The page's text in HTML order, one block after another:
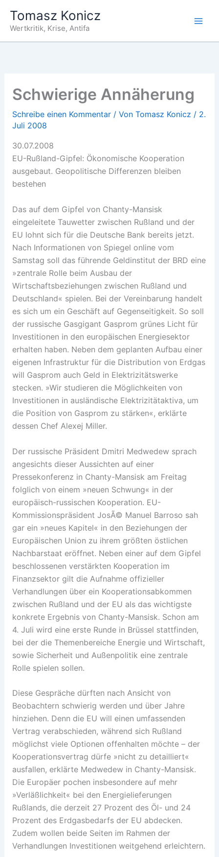
Inhalt
springen
Tomasz Konicz
Wertkritik, Krise, Antifa
Schwierige Annäherung
Schreibe einen Kommentar / Von Tomasz Konicz / 2.
Juli 2008
30.07.2008
EU-Rußland-Gipfel: Ökonomische Kooperation
ausgebaut. Geopolitische Differenzen bleiben
bestehen
Das auf dem Gipfel von Chanty-Mansisk
eingeleitete Tauwetter zwischen Rußland und der
EU lohnt sich für die Deutsche Bank bereits jetzt.
Nach Informationen von Spiegel online vom
Samstag soll das führende Geldinstitut der BRD eine
»zentrale Rolle beim Ausbau der
Wirtschaftsbeziehungen zwischen Rußland und
Deutschland« spielen. Bei der Vereinbarung handelt
es sich um ein Geschäft auf Gegenseitigkeit. So soll
der russische Gasgigant Gasprom grünes Licht für
Investitionen in den europäischen Energiesektor
erhalten haben. Neben dem geplanten Aufbau einer
eigenen Infrastruktur für die Distribution von Erdgas
will Gasprom auch Geld in Elektrizitätswerke
stecken. »Wir studieren die Möglichkeiten von
Investitionen in ausländische Elektrizitätaktiva, um
die Position von Gasprom zu stärken«, erklärte
dessen Chef Alexej Miller.
Der russische Präsident Dmitri Medwedew sprach
angesichts dieser Aussichten auf einer
Pressekonferenz in Chanty-Mansisk am Freitag
folglich von einem »neuen Schwung« in der
europäisch-russischen Kooperation. EU-
Kommissionspräsident JosÃ© Manuel Barroso sah
gar ein »neues Kapitel« in den Beziehungen der
Europäischen Union zu ihrem größten östlichen
Nachbarstaat eröffnet. Neben einer auf dem Gipfel
beschlossenen verstärkten Kooperation im
Finanzsektor gilt die Aufnahme offizieller
Verhandlungen über ein Kooperationsabkommen
zwischen Rußland und der EU als das wichtigste
konkrete Ergebnis von Chanty-Mansisk. Schon am
4. Juli wird eine erste Runde in Brüssel stattfinden,
bei der die Themenbereiche Energie und Wirtschaft,
sowie Sicherheit und Außenpolitik eine zentrale
Rolle spielen sollen.
Diese Gespräche dürften nach Ansicht von
Beobachtern schwierig werden und über Jahre
hinziehen. Denn die EU will einen umfassenden
Vertrag verabschieden, während sich Rußland
möglichst viele Optionen offenhalten möchte – der
Kooperationsvertrag dürfe »nicht zu detailliert«
ausfallen, erklärte Medwedew in Chanty-Mansisk.
Die Europäer pochen insbesondere auf mehr
»Verläßlichkeit« bei den Energielieferungen
Rußlands, die derzeit 27 Prozent des Öl- und 24
Prozent des Erdgasbedarfs der EU abdecken.
Zudem wollen beide Seiten im Rahmen der
Verhandlungen Investitionen weitgehend erleichtern.